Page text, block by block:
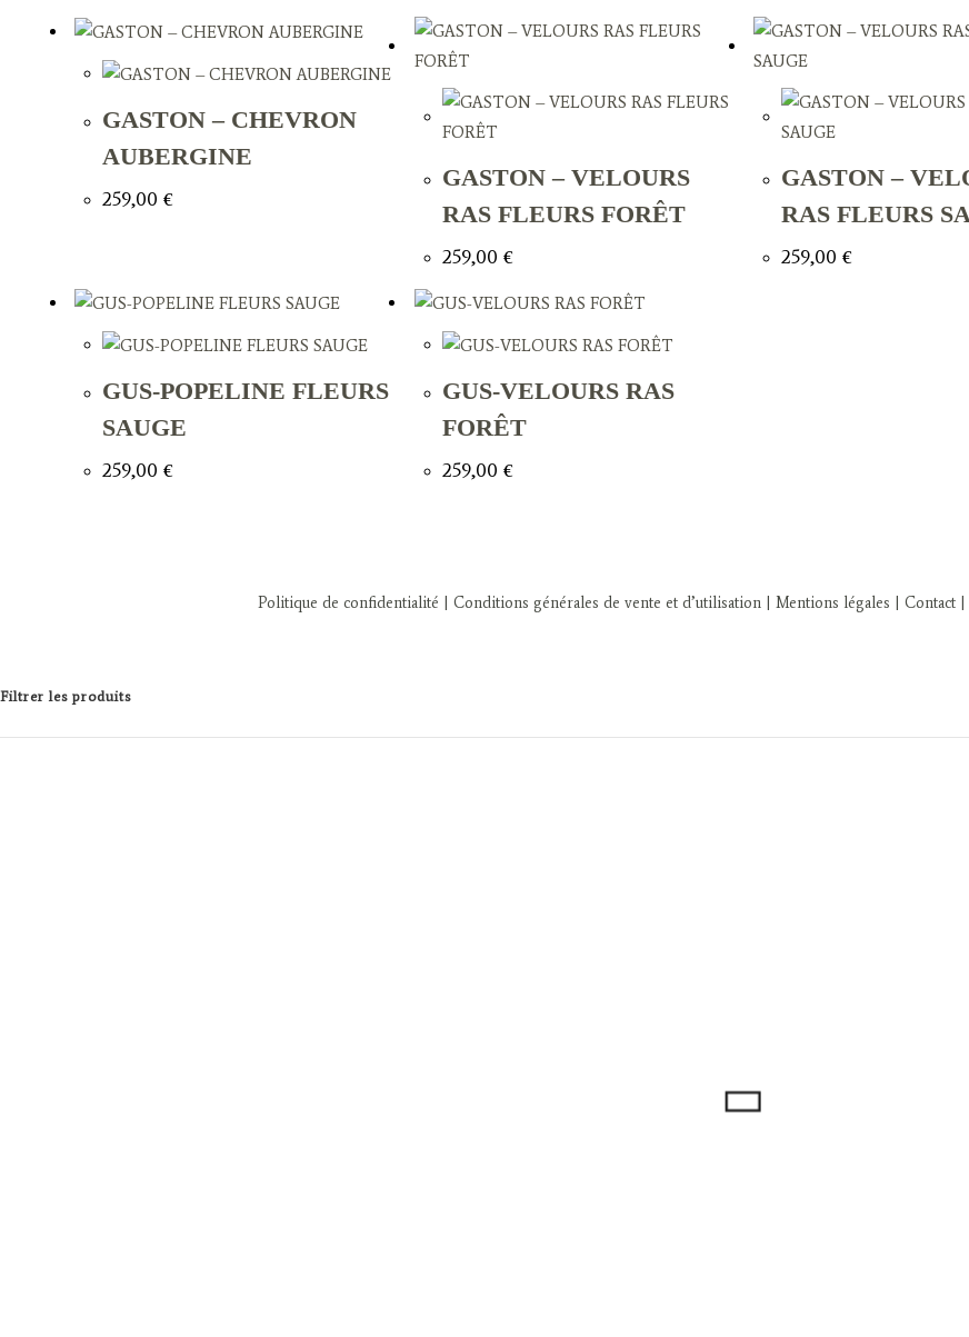
GASTON – CHEVRON
AUBERGINE
259,00€
GASTON – VELOURS
RAS FLEURS FORÊT
259,00 €
GASTON –
RAS FLEURS
259,00€
GUS-POPELINE FLEURS
SAUGE
259,00€
GUS-VELOURS RAS
FORÊT
259,00 €
Politique de confidentialité | Conditions générales de vente et d’utilisation | Mentions légales | Contact
Filtrer les produits